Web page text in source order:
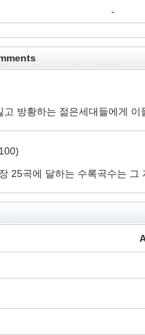
-
방황하는 젊은세대들에게
25곡에 달하는 수록곡수는 그